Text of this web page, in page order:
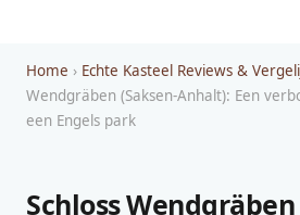
Home › Echte Kasteel Reviews &
Wendgräben (Saksen-Anhalt): Een
een Engels park
Schloss Wendgräben